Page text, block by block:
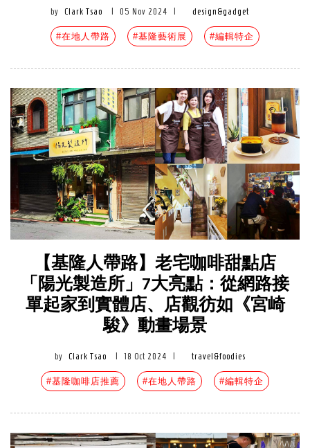
by Clark Tsao 05 Nov 2024 design&gadget
#在地人帶路 #基隆藝術展 #編輯特企
【基隆人帶路】老宅咖啡甜點店
「陽光製造所」7大亮點：從網路接
單起家到實體店、店觀彷如《宮崎
駿》動畫場景
by Clark Tsao 18 Oct 2024 travel&foodies
#基隆咖啡店推薦 #在地人帶路 #編輯特企